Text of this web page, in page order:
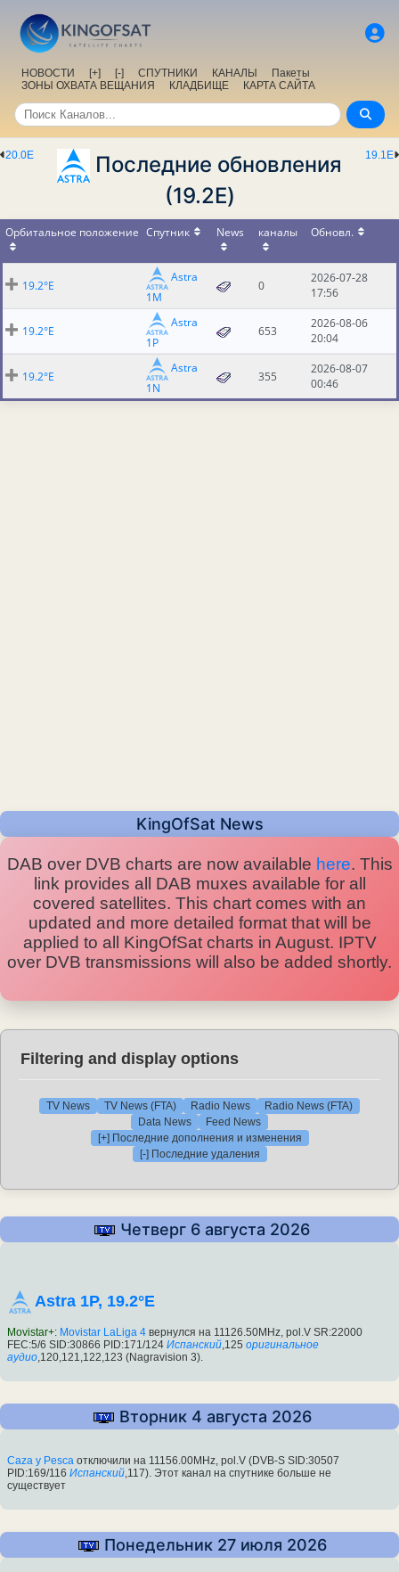
НОВОСТИ [+] [-] СПУТНИКИ КАНАЛЫ
Пакеты
ЗОНЫ ОХВАТА ВЕЩАНИЯ
КЛАДБИЩЕ КАРТА САЙТА
19.1E
20.0E
Последние обновления
(19.2E)
Орбитальное положение Спутник News каналы Обновл.
19.2°E
Astra
1M
0
2026-07-28
17:56
19.2°E
Astra
1P
653
2026-08-06
20:04
19.2°E
Astra
1N
355
2026-08-07
00:46
KingOfSat News
DAB over DVB charts are now available here. This
link provides all DAB muxes available for all
covered satellites. This chart comes with an
updated and more detailed format that will be
applied to all KingOfSat charts in August. IPTV
over DVB transmissions will also be added shortly.
Filtering and display options
TV News TV News (FTA) Radio News
Radio News (FTA)
Data News
Feed News
[+] Последние дополнения и изменения
[-] Последние удаления
Четверг 6 августа 2026
Astra 1P, 19.2°E
Movistar+: Movistar LaLiga 4 вернулся на 11126.50MHz, pol.V SR:22000
FEC:5/6 SID:30866 PID:171/124 Испанский,125 оригинальное
аудио,120,121,122,123 (Nagravision 3).
Вторник 4 августа 2026
Caza y Pesca отключили на 11156.00MHz, pol.V (DVB-S SID:30507
PID:169/116 Испанский,117). Этот канал на спутнике больше не
существует
Понедельник 27 июля 2026